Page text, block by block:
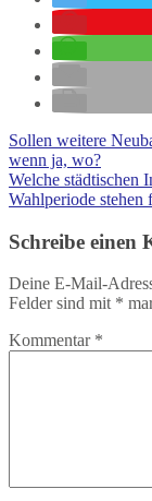
Sollen weitere
wenn ja, wo?
Welche städtischen
Wahlperiode
Schreibe einen
Deine E-Mail-
Felder sind mit *
Kommentar *